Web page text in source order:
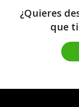
¿Quieres
que